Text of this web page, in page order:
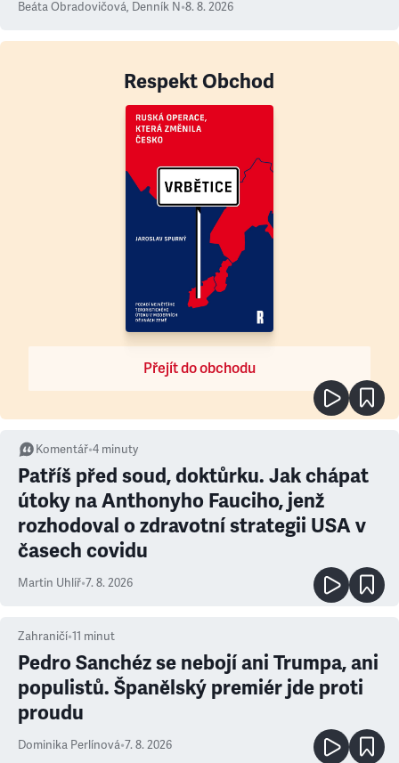
Beáta Obradovičová, Denník N•8. 8. 2026
Respekt Obchod
Přejít do obchodu
Komentář•4 minuty
Patříš před soud, doktůrku. Jak chápat
útoky na Anthonyho Fauciho, jenž
rozhodoval o zdravotní strategii USA v
časech covidu
Martin Uhlíř•7. 8. 2026
Zahraničí•11 minut
Pedro Sanchéz se nebojí ani Trumpa, ani
populistů. Španělský premiér jde proti
proudu
Dominika Perlínová•7. 8. 2026